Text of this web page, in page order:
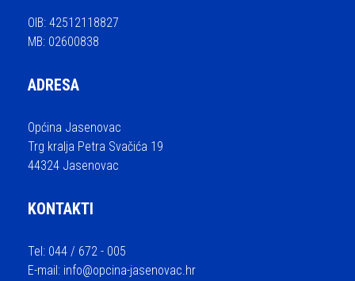
OIB: 42512118827
MB: 02600838
ADRESA
Općina Jasenovac
Trg kralja Petra Svačića 19
44324 Jasenovac
KONTAKTI
Tel: 044 / 672 - 005
E-mail: info@opcina-jasenovac.hr